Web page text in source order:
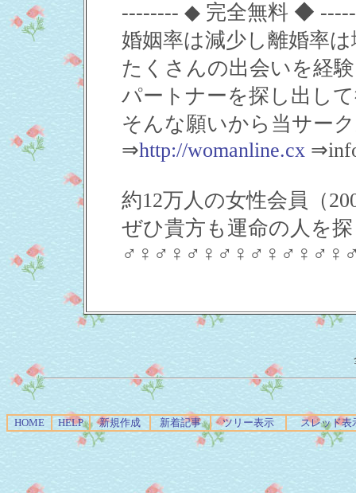
-------- ◆ 完全無料 ◆
婚姻率は減少し離婚率
たくさんの出会いを経
パートナーを探し出し
そんな願いから当サー
⇒http://womanline.cx
約12万人の女性会員（
ぜひ貴方も運命の人を
HOME HELP 新規作成 新着記事 ツリー表示 スレッド表